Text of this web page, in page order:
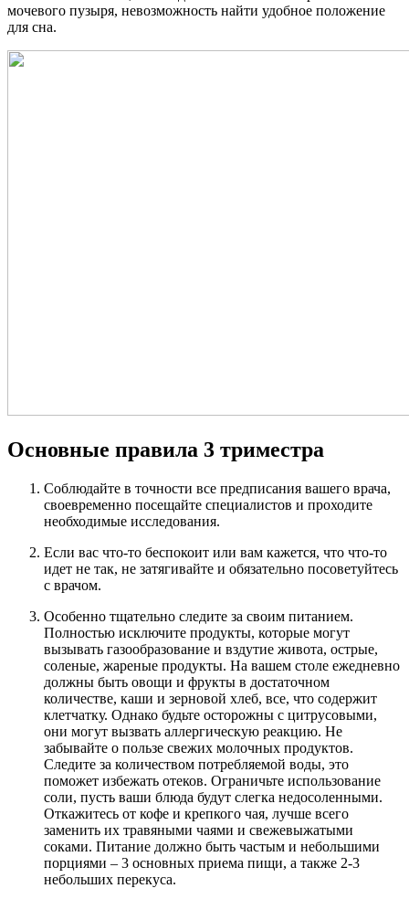
мочевого пузыря, невозможность найти удобное положение
для сна.
Основные правила 3 триместра
Соблюдайте в точности все предписания вашего врача,
своевременно посещайте специалистов и проходите
необходимые исследования.
Если вас что-то беспокоит или вам кажется, что что-то
идет не так, не затягивайте и обязательно посоветуйтесь
с врачом.
Особенно тщательно следите за своим питанием.
Полностью исключите продукты, которые могут
вызывать газообразование и вздутие живота, острые,
соленые, жареные продукты. На вашем столе ежедневно
должны быть овощи и фрукты в достаточном
количестве, каши и зерновой хлеб, все, что содержит
клетчатку. Однако будьте осторожны с цитрусовыми,
они могут вызвать аллергическую реакцию. Не
забывайте о пользе свежих молочных продуктов.
Следите за количеством потребляемой воды, это
поможет избежать отеков. Ограничьте использование
соли, пусть ваши блюда будут слегка недосоленными.
Откажитесь от кофе и крепкого чая, лучше всего
заменить их травяными чаями и свежевыжатыми
соками. Питание должно быть частым и небольшими
порциями – 3 основных приема пищи, а также 2-3
небольших перекуса.